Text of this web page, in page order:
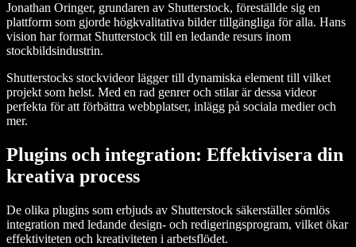
Jonathan Oringer, grundaren av Shutterstock, föreställde sig en
plattform som gjorde högkvalitativa bilder tillgängliga för alla. Hans
vision har format Shutterstock till en ledande resurs inom
stockbildsindustrin.
Shutterstocks stockvideor lägger till dynamiska element till vilket
projekt som helst. Med en rad genrer och stilar är dessa videor
perfekta för att förbättra webbplatser, inlägg på sociala medier och
mer.
Plugins och integration: Effektivisera din
kreativa process
De olika plugins som erbjuds av Shutterstock säkerställer sömlös
integration med ledande design- och redigeringsprogram, vilket ökar
effektiviteten och kreativiteten i arbetsflödet.